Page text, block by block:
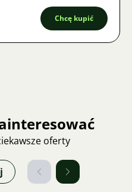
Chcę kupić
oferty